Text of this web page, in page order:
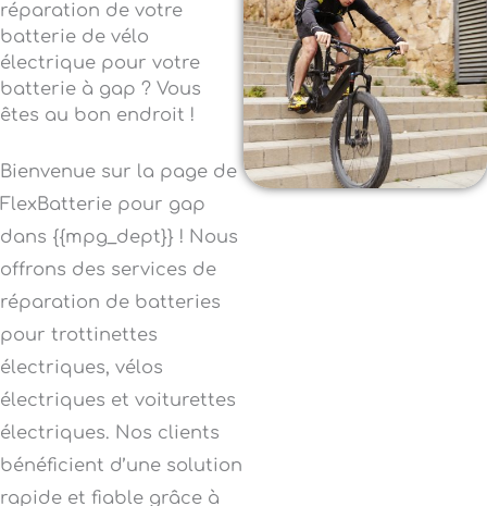
réparation de votre
batterie de vélo
électrique pour votre
batterie à gap ? Vous
êtes au bon endroit !
Bienvenue sur la page de
FlexBatterie pour gap
dans {{mpg_dept}} ! Nous
offrons des services de
réparation de batteries
pour trottinettes
électriques, vélos
électriques et voiturettes
électriques. Nos clients
bénéficient d’une solution
rapide et fiable grâce à